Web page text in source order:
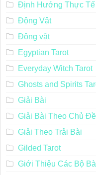
Định Hướng Thực Tế
Động Vật
Động vật
Egyptian Tarot
Everyday Witch Tarot
Ghosts and Spirits
Giải Bài
Giải Bài Theo Chủ Đề
Giải Theo Trải Bài
Gilded Tarot
Giới Thiệu Các Bộ